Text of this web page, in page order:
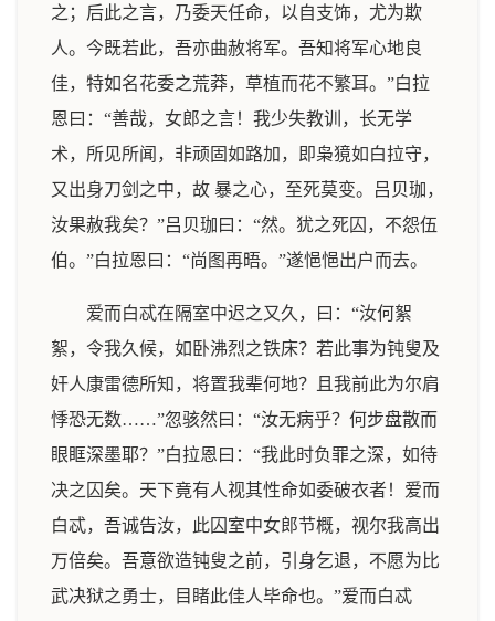
之；后此之言，乃委天任命，以自支饰，尤为欺
人。今既若此，吾亦曲赦将军。吾知将军心地良
佳，特如名花委之荒莽，草植而花不繁耳。”白拉
恩曰：“善哉，女郎之言！我少失教训，长无学
术，所见所闻，非顽固如路加，即枭獍如白拉守，
又出身刀剑之中，故 暴之心，至死莫变。吕贝珈，
汝果赦我矣？”吕贝珈曰：“然。犹之死囚，不怨伍
伯。”白拉恩曰：“尚图再晤。”遂悒悒出户而去。
爱而白忒在隔室中迟之又久，曰：“汝何絮
絮，令我久候，如卧沸烈之铁床？若此事为钝叟及
奸人康雷德所知，将置我辈何地？且我前此为尔肩
悸恐无数……”忽骇然曰：“汝无病乎？何步盘散而
眼眶深墨耶？”白拉恩曰：“我此时负罪之深，如待
决之囚矣。天下竟有人视其性命如委破衣者！爱而
白忒，吾诚告汝，此囚室中女郎节概，视尔我高出
万倍矣。吾意欲造钝叟之前，引身乞退，不愿为比
武决狱之勇士，目睹此佳人毕命也。”爱而白忒